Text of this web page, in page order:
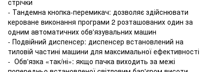
- Тандемна кнопка-перемикач: дозволяє здійснювати
кероване виконання програми 2 розташованих один за
одним автоматичних обв'язувальних машин
- Подвійний диспенсер: диспенсер встановлений на
тиловій частині машини для максимальної ефективності
- Обв'язка «так/ні»: якщо пачка виходить за межі